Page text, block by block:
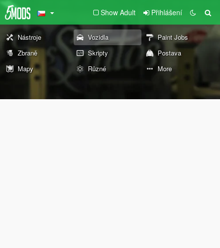
Show Adult Přihlášení
Nástroje Vozidla
Paint Jobs
Zbraně
Skripty
Postava
Mapy
Různé More